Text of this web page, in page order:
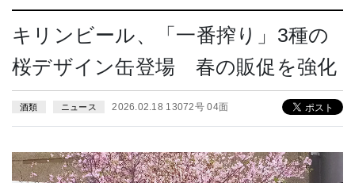
キリンビール、「一番搾り」3種の
桜デザイン缶登場 春の販促を強化
酒類 ニュース 2026.02.18 13072号 04面